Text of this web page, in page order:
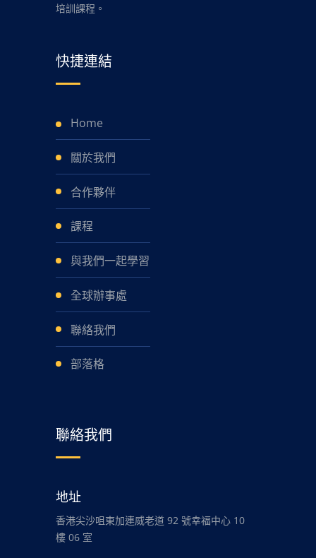
培訓課程。
快捷連結
Home
關於我們
合作夥伴
課程
與我們一起學習
全球辦事處
聯絡我們
部落格
聯絡我們
地址
香港尖沙咀東加連威老道 92 號幸福中心 10
樓 06 室